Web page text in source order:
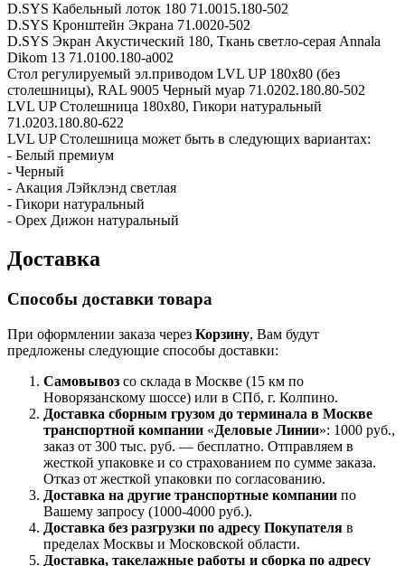
D.SYS Кабельный лоток 180 71.0015.180-502
D.SYS Кронштейн Экрана 71.0020-502
D.SYS Экран Акустический 180, Ткань светло-серая Annala
Dikom 13 71.0100.180-a002
Стол регулируемый эл.приводом LVL UP 180х80 (без
столешницы), RAL 9005 Черный муар 71.0202.180.80-502
LVL UP Столешница 180х80, Гикори натуральный
71.0203.180.80-622
LVL UP Столешница может быть в следующих вариантах:
- Белый премиум
- Черный
- Акация Лэйклэнд светлая
- Гикори натуральный
- Орех Дижон натуральный
Доставка
Способы доставки товара
При оформлении заказа через Корзину, Вам будут
предложены следующие способы доставки:
Самовывоз со склада в Москве (15 км по
Новорязанскому шоссе) или в СПб, г. Колпино.
Доставка сборным грузом до терминала в Москве
транспортной компании «Деловые Линии»: 1000 руб.,
заказ от 300 тыс. руб. — бесплатно. Отправляем в
жесткой упаковке и со страхованием по сумме заказа.
Отказ от жесткой упаковки по согласованию.
Доставка на другие транспортные компании по
Вашему запросу (1000-4000 руб.).
Доставка без разгрузки по адресу Покупателя в
пределах Москвы и Московской области.
Доставка, такелажные работы и сборка по адресу